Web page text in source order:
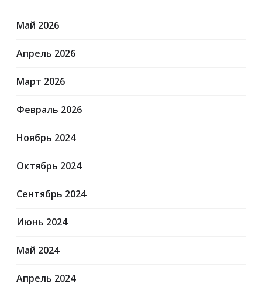
Май 2026
Апрель 2026
Март 2026
Февраль 2026
Ноябрь 2024
Октябрь 2024
Сентябрь 2024
Июнь 2024
Май 2024
Апрель 2024